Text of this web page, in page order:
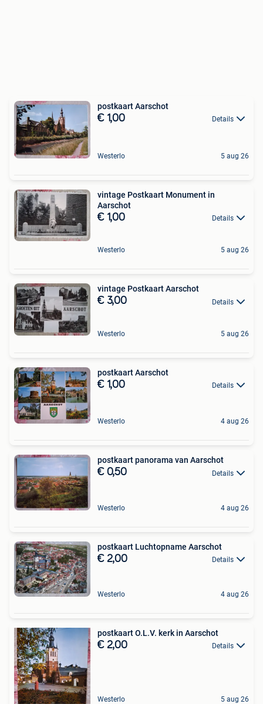
postkaart Aarschot
€ 1,00 Details
Westerlo 5 aug 26
vintage Postkaart Monument in
Aarschot
€ 1,00 Details
Westerlo 5 aug 26
vintage Postkaart Aarschot
€ 3,00 Details
Westerlo 5 aug 26
postkaart Aarschot
€ 1,00 Details
Westerlo 4 aug 26
postkaart panorama van Aarschot
€ 0,50 Details
Westerlo 4 aug 26
postkaart Luchtopname Aarschot
€ 2,00 Details
Westerlo 4 aug 26
postkaart O.L.V. kerk in Aarschot
€ 2,00 Details
Westerlo 5 aug 26